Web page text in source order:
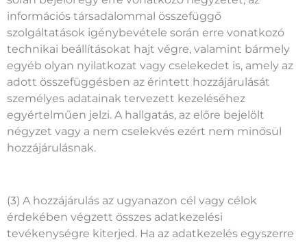
információs társadalommal összefüggő
szolgáltatások igénybevétele során erre vonatkozó
technikai beállításokat hajt végre, valamint bármely
egyéb olyan nyilatkozat vagy cselekedet is, amely az
adott összefüggésben az érintett hozzájárulását
személyes adatainak tervezett kezeléséhez
egyértelműen jelzi. A hallgatás, az előre bejelölt
négyzet vagy a nem cselekvés ezért nem minősül
hozzájárulásnak.
(3) A hozzájárulás az ugyanazon cél vagy célok
érdekében végzett összes adatkezelési
tevékenységre kiterjed. Ha az adatkezelés egyszerre